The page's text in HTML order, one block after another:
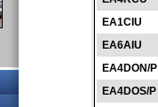
EA1CIU
EA6AIU
EA4DON/P
EA4DOS/P